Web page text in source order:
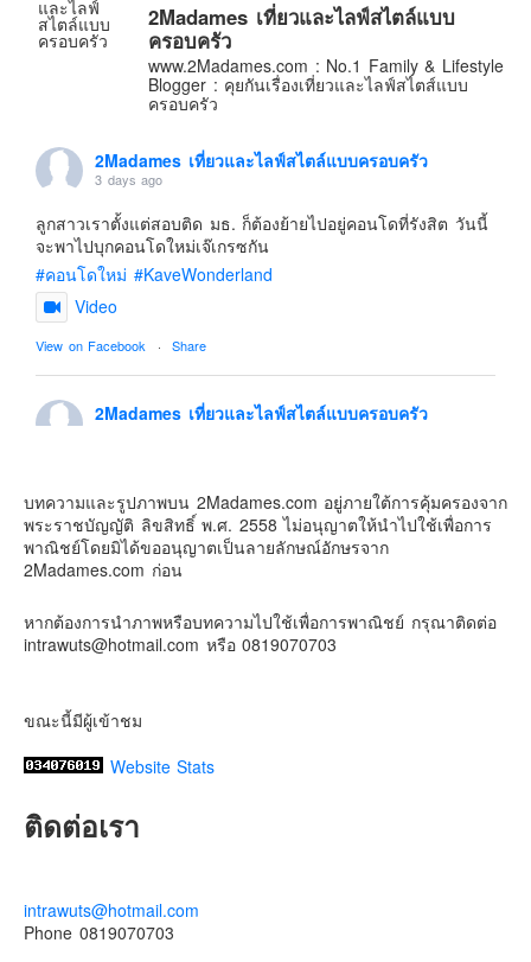
ไต้หวัน
อเมริกา
บทความครอบครัว
Beauty Review
รีวิวสายการบิน
Products & Applications
About Us
2Madames เที่ยวและไลฟ์สไตล์แบบ
ครอบครัว
www.2Madames.com : No.1 Family & Lifestyle
Blogger : คุยกันเรื่องเที่ยวและไลฟ์สไตส์แบบ
ครอบครัว
2Madames เที่ยวและไลฟ์สไตล์แบบครอบครัว
3 days ago
ลูกสาวเราตั้งแต่สอบติด มธ. ก็ต้องย้ายไปอยู่คอนโดที่รังสิต วันนี้
จะพาไปบุกคอนโดใหม่เจ๊เกรซกัน
#คอนโดใหม่ #KaveWonderland
Video
View on Facebook · Share
2Madames เที่ยวและไลฟ์สไตล์แบบครอบครัว
ปล. ขอบคุณเสื้อทีมน่ารักๆจากBabyLovett เสื้อผ้าเด็ก
#รักใครให้พาไปดิสนีย์แลนด์ #hongkongdisneyland
#discoverhongkong #hongkongsummerfu
Photo
View on Facebook
บทความและรูปภาพบน 2Madames.com อยู่ภายใต้การคุ้มครองจาก
พระราชบัญญัติ ลิขสิทธิ์ พ.ศ. 2558 ไม่อนุญาตให้นำไปใช้เพื่อการ
พาณิชย์โดยมิได้ขออนุญาตเป็นลายลักษณ์อักษรจาก
2Madames.com ก่อน
หากต้องการนำภาพหรือบทความไปใช้เพื่อการพาณิชย์ กรุณาติดต่อ
intrawuts@hotmail.com หรือ 0819070703
ขณะนี้มีผู้เข้าชม
Website Stats
ติดต่อเรา
intrawuts@hotmail.com
Phone 0819070703